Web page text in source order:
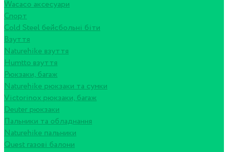
Wacaco аксесуари
Спорт
Cold Steel бейсбольні біти
Взуття
Naturehike взуття
Humtto взуття
Рюкзаки, багаж
Naturehike рюкзаки та сумки
Victorinox рюкзаки, багаж
Deuter рюкзаки
Пальники та обладнання
Naturehike пальники
Quest газові балони